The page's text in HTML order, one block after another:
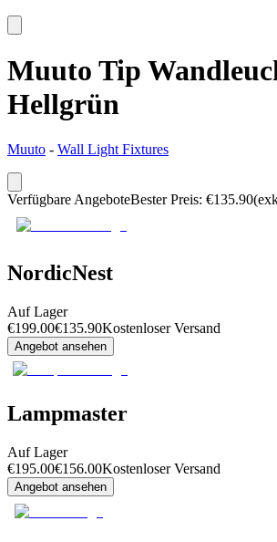
Muuto Tip
Hellgrün
Muuto - Wall Light Fixtures
Verfügbare AngeboteBester Preis: €135.90
NordicNest
Auf Lager
€199.00€135.90Kostenloser Versand
Angebot ansehen
Lampmaster
Auf Lager
€195.00€156.00Kostenloser Versand
Angebot ansehen